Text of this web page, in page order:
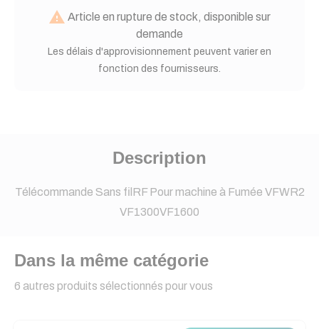
 Article en rupture de stock, disponible sur
demande
Les délais d'approvisionnement peuvent varier en
fonction des fournisseurs.
Description
Télécommande Sans filRF Pour machine à Fumée VFWR2
VF1300VF1600
Dans la même catégorie
6 autres produits sélectionnés pour vous